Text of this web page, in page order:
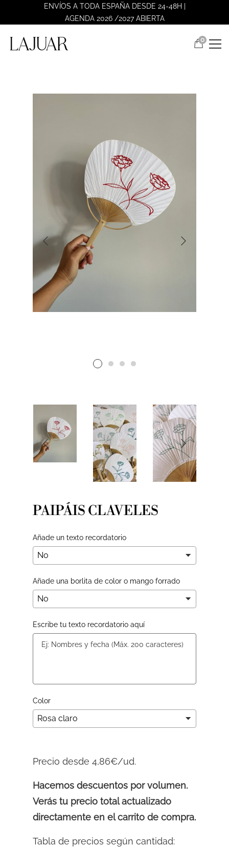
ENVÍOS A TODA ESPAÑA DESDE 24-48H |
AGENDA 2026 /2027 ABIERTA
0
PAIPÁIS CLAVELES
Añade un texto recordatorio
Añade una borlita de color o mango forrado
Escribe tu texto recordatorio aquí
Color
Precio desde 4,86€/ud.
Hacemos descuentos por volumen.
Verás tu precio total actualizado
directamente en el carrito de compra.
Tabla de precios según cantidad: